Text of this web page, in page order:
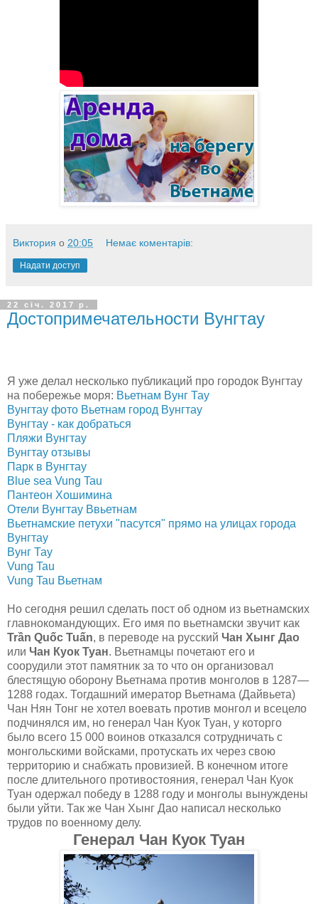
Виктория о 20:05 Немає коментарів:
Надати доступ
22 січ. 2017 р.
Достопримечательности Вунгтау
Я уже делал несколько публикаций про городок Вунгтау
на побережье моря: Вьетнам Вунг Тау
Вунгтау фото Вьетнам город Вунгтау
Вунгтау - как добраться
Пляжи Вунгтау
Вунгтау отзывы
Парк в Вунгтау
Blue sea Vung Tau
Пантеон Хошимина
Отели Вунгтау Ввьетнам
Вьетнамские петухи "пасутся" прямо на улицах города
Вунгтау
Вунг Тау
Vung Tau
Vung Tau Вьетнам
Но сегодня решил сделать пост об одном из вьетнамских
главнокомандующих. Его имя по вьетнамски звучит как
Trần Quốc Tuấn, в переводе на русский Чан Хынг Дао
или Чан Куок Туан. Вьетнамцы почетают его и
соорудили этот памятник за то что он организовал
блестящую оборону Вьетнама против монголов в 1287—
1288 годах. Тогдашний имератор Вьетнама (Дайвьета)
Чан Нян Тонг не хотел воевать против монгол и всецело
подчинялся им, но генерал Чан Куок Туан, у которго
было всего 15 000 воинов отказался сотрудничать с
монгольскими войсками, протускать их через свою
территорию и снабжать провизией. В конечном итоге
после длительного противостояния, генерал Чан Куок
Туан одержал победу в 1288 году и монголы вынуждены
были уйти. Так же Чан Хынг Дао написал несколько
трудов по военному делу.
Генерал Чан Куок Туан